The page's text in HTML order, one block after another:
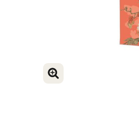
VERGROOT AFBEELDING